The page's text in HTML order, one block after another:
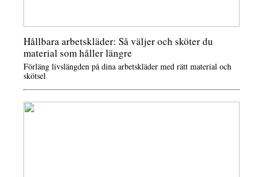
Hållbara arbetskläder: Så väljer och sköter du
material som håller längre
Förläng livslängden på dina arbetskläder med rätt material och
skötsel